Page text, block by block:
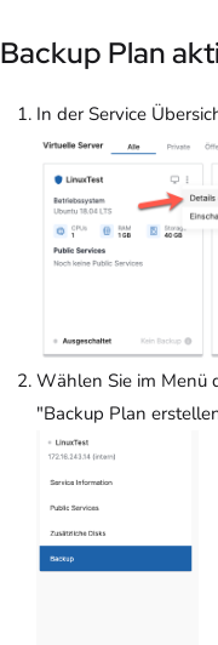
Backup Plan
In der Service
Wählen Sie im Menü
"Backup Plan